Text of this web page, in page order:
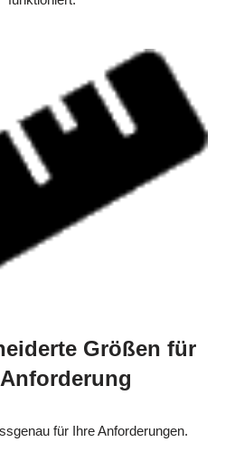
Größen für
für Ihre Anforderungen.